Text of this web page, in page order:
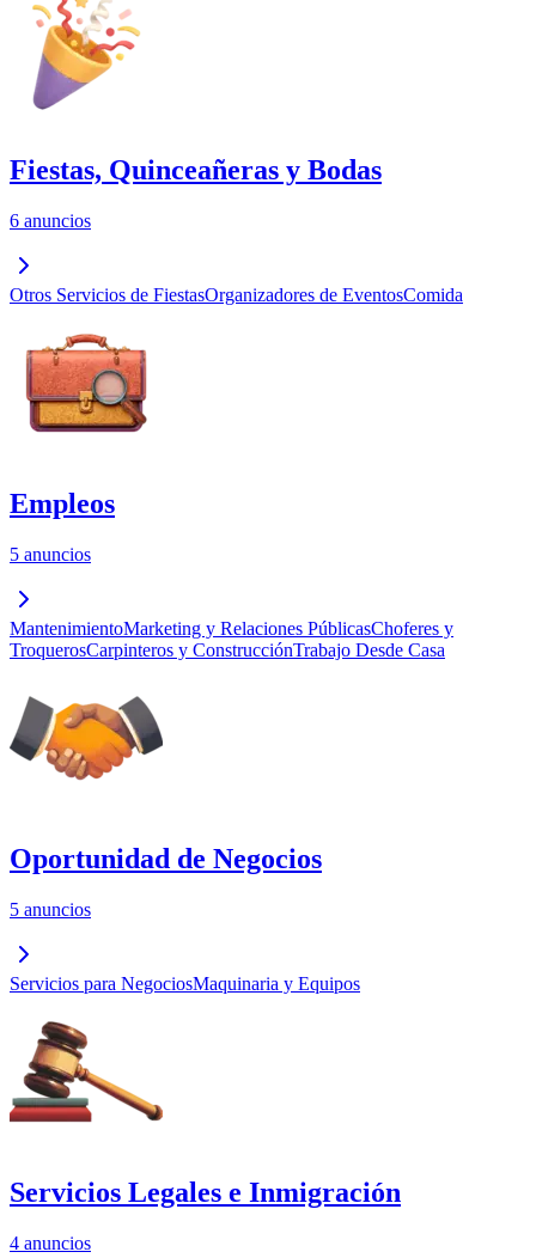
Fiestas, Quinceañeras y Bodas
6 anuncios
Otros Servicios de FiestasOrganizadores de EventosComida
Empleos
5 anuncios
MantenimientoMarketing y Relaciones PúblicasChoferes y
TroquerosCarpinteros y ConstrucciónTrabajo Desde Casa
Oportunidad de Negocios
5 anuncios
Servicios para NegociosMaquinaria y Equipos
Servicios Legales e Inmigración
4 anuncios